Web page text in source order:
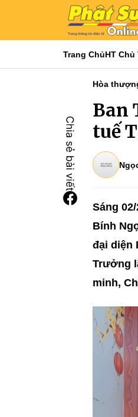
Trang ChủHT Chủ
Hòa
Ban
tuế
Sáng
Bính
đại diện
Trưởng
minh,